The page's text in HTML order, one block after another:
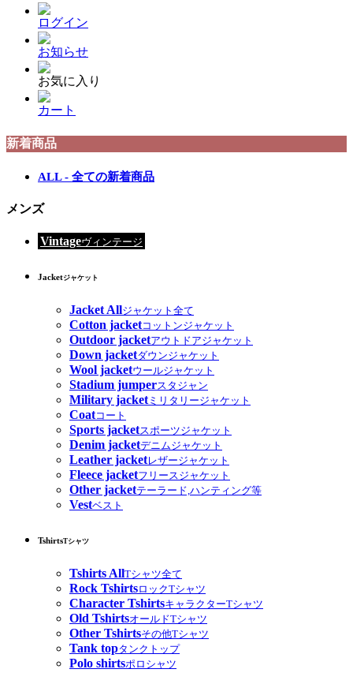
ログイン
お知らせ
お気に入り
カート
新着商品
ALL - 全ての新着商品
メンズ
Vintageヴィンテージ
Jacketジャケット
Jacket Allジャケット全て
Cotton jacketコットンジャケット
Outdoor jacketアウトドアジャケット
Down jacketダウンジャケット
Wool jacketウールジャケット
Stadium jumperスタジャン
Military jacketミリタリージャケット
Coatコート
Sports jacketスポーツジャケット
Denim jacketデニムジャケット
Leather jacketレザージャケット
Fleece jacketフリースジャケット
Other jacketテーラード,ハンティング等
Vestベスト
TshirtsTシャツ
Tshirts AllTシャツ全て
Rock TshirtsロックTシャツ
Character TshirtsキャラクターTシャツ
Old TshirtsオールドTシャツ
Other Tshirtsその他Tシャツ
Tank topタンクトップ
Polo shirtsポロシャツ